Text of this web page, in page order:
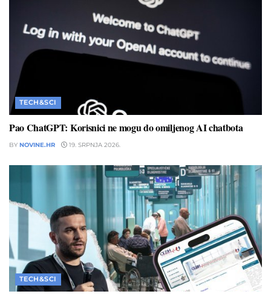
TECH&SCI
Pao ChatGPT: Korisnici ne mogu do omiljenog AI chatbota
BY NOVINE.HR 19. SRPNJA 2026.
TECH&SCI